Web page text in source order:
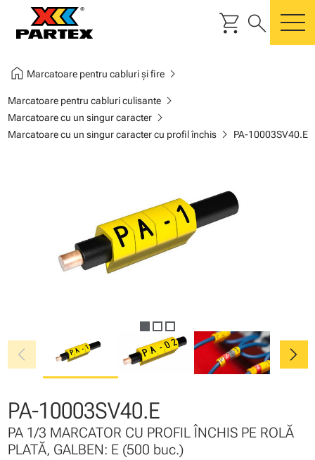
shopping_cart search
home Marcatoare pentru cabluri și firechevron_right
Marcatoare pentru cabluri culisantechevron_right
Marcatoare cu un singur caracterchevron_right
Marcatoare cu un singur caracter cu profil închischevron_right PA-10003SV40.E
chevron_left chevron_right
PA-10003SV40.E
PA 1/3 MARCATOR CU PROFIL ÎNCHIS PE ROLĂ
PLATĂ, GALBEN: E (500 buc.)